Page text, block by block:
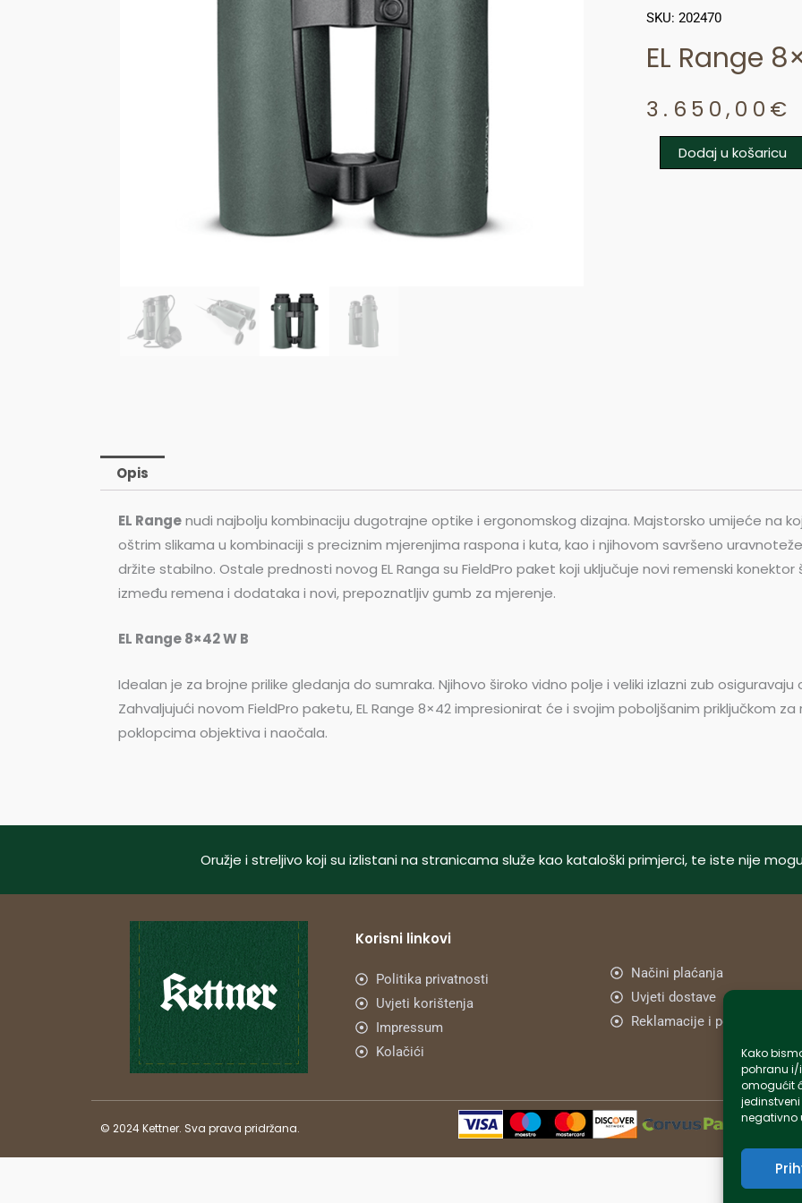
Kako
pohranu i/
omogućit
negativno
SKU: 202470
EL Range
3.650,00 €
Dodaj u košaricu
Opis
EL Rangenudi najbolju kombinaciju dugotrajne optike i ergonomskog dizajna. Majstorsko umijeće na
oštrim slikama u kombinaciji s preciznim mjerenjima raspona i kuta, kao i njihovom savršeno
držite stabilno. Ostale prednosti novog EL Ranga su FieldPro paket koji uključuje novi remenski
između remena i dodataka i novi, prepoznatljiv gumb za mjerenje.
EL Range 8×42 W B
Idealan je za brojne prilike gledanja do sumraka. Njihovo široko vidno polje i veliki izlazni zub
Zahvaljujući novom FieldPro paketu, EL Range 8×42 impresionirat će i svojim poboljšanim priključkom
poklopcima objektiva i naočala.
Oružje i streljivo koji su izlistani na stranicama služe kao kataloški primjerci, te iste nije
Korisni linkovi
Politika privatnosti
Uvjeti korištenja
Impressum
Kolačići
Načini plaćanja
Uvjeti dostave
Reklamacije i povrat
© 2024 Kettner. Sva prava pridržana.